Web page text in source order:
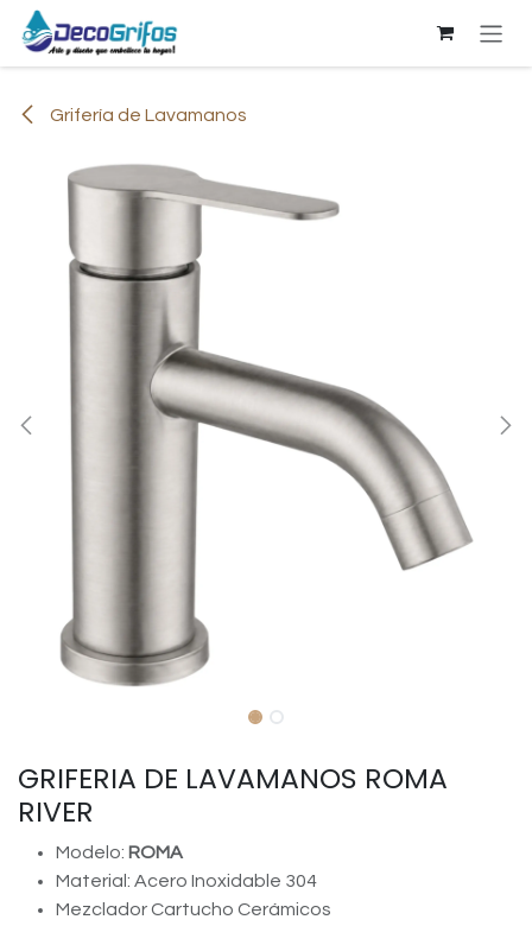
Ir al contenido
Grifería de Lavamanos
GRIFERIA DE LAVAMANOS ROMA
RIVER
Modelo: ROMA
Material: Acero Inoxidable 304
Mezclador Cartucho Cerámicos